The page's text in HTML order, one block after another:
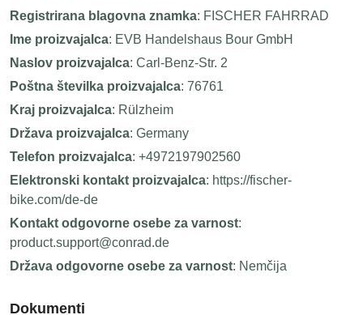
Registrirana blagovna znamka: FISCHER FAHRRAD
Ime proizvajalca: EVB Handelshaus Bour GmbH
Naslov proizvajalca: Carl-Benz-Str. 2
Poštna številka proizvajalca: 76761
Kraj proizvajalca: Rülzheim
Država proizvajalca: Germany
Telefon proizvajalca: +4972197902560
Elektronski kontakt proizvajalca: https://fischer-
bike.com/de-de
Kontakt odgovorne osebe za varnost:
product.support@conrad.de
Država odgovorne osebe za varnost: Nemčija
Dokumenti